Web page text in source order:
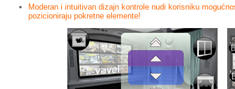
Moderan i intuitivan dizajn kontrole nudi korisniku
pozicioniraju pokretne elemente!